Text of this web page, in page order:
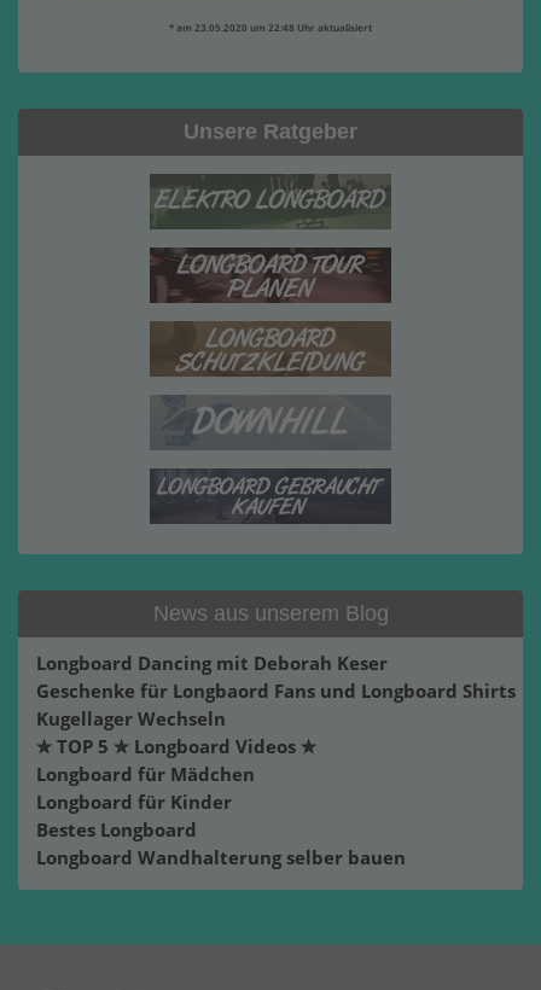
* am 23.05.2020 um 22:48 Uhr aktualisiert
Unsere Ratgeber
News aus unserem Blog
Longboard Dancing mit Deborah Keser
Geschenke für Longbaord Fans und Longboard Shirts
Kugellager Wechseln
✮ TOP 5 ✮ Longboard Videos ✮
Longboard für Mädchen
Longboard für Kinder
Bestes Longboard
Longboard Wandhalterung selber bauen